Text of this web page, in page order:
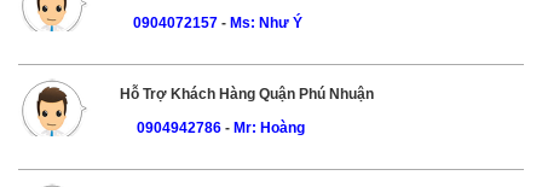
0904072157- Ms: Như Ý
Hỗ Trợ Khách Hàng Quận Phú Nhuận
0904942786- Mr: Hoàng